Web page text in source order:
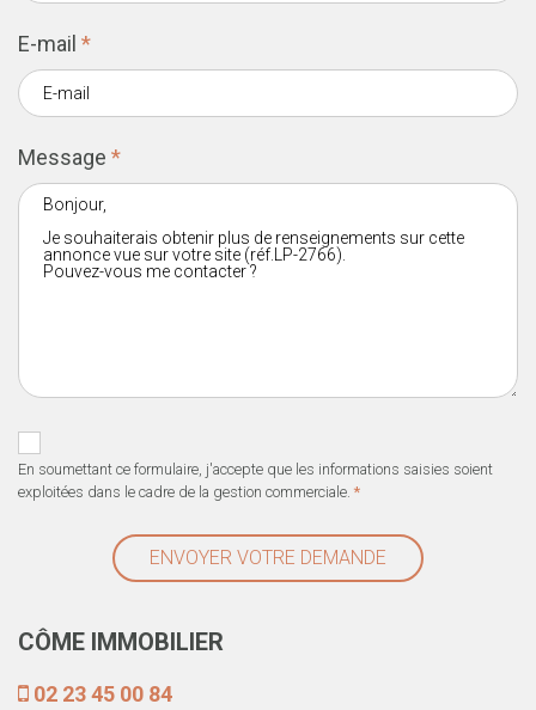
E-mail *
Message *
En soumettant ce formulaire, j'accepte que les informations saisies soient
exploitées dans le cadre de la gestion commerciale. *
ENVOYER VOTRE DEMANDE
CÔME IMMOBILIER
02 23 45 00 84